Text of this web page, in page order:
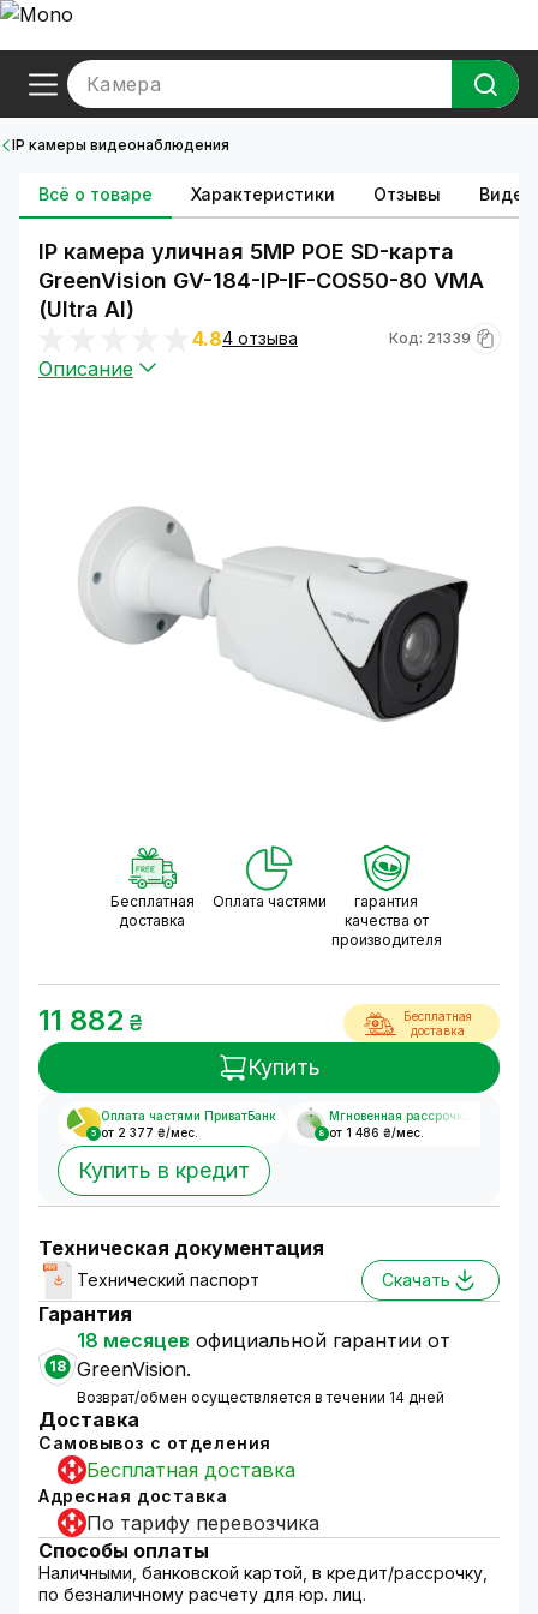
Камера
IP камеры видеонаблюдения
Всё о товаре Характеристики Отзывы Видео
IP камера уличная 5MP POE SD-карта
GreenVision GV-184-IP-IF-COS50-80 VMA
(Ultra AI)
4.84 отзыва Код: 21339
Описание
Бесплатная
доставка
Оплата частями
гарантия
качества от
производителя
11 882 ₴
Бесплатная
доставка
Купить
5
Оплата частями ПриватБанк
от 2 377 ₴/мес.
8
Мгновенная рассрочка
от 1 486 ₴/мес.
Купить в кредит
Техническая документация
Технический паспорт Скачать
Гарантия
18
18 месяцев официальной гарантии от
GreenVision.
Возврат/обмен осуществляется в течении 14 дней
Доставка
Самовывоз с отделения
Бесплатная доставка
Адресная доставка
По тарифу перевозчика
Способы оплаты
Наличными, банковской картой, в кредит/рассрочку,
по безналичному расчету для юр. лиц.